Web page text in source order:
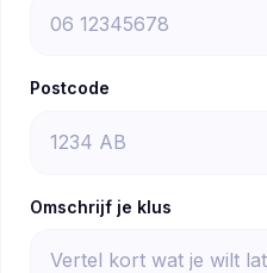
Postcode
Omschrijf je klus